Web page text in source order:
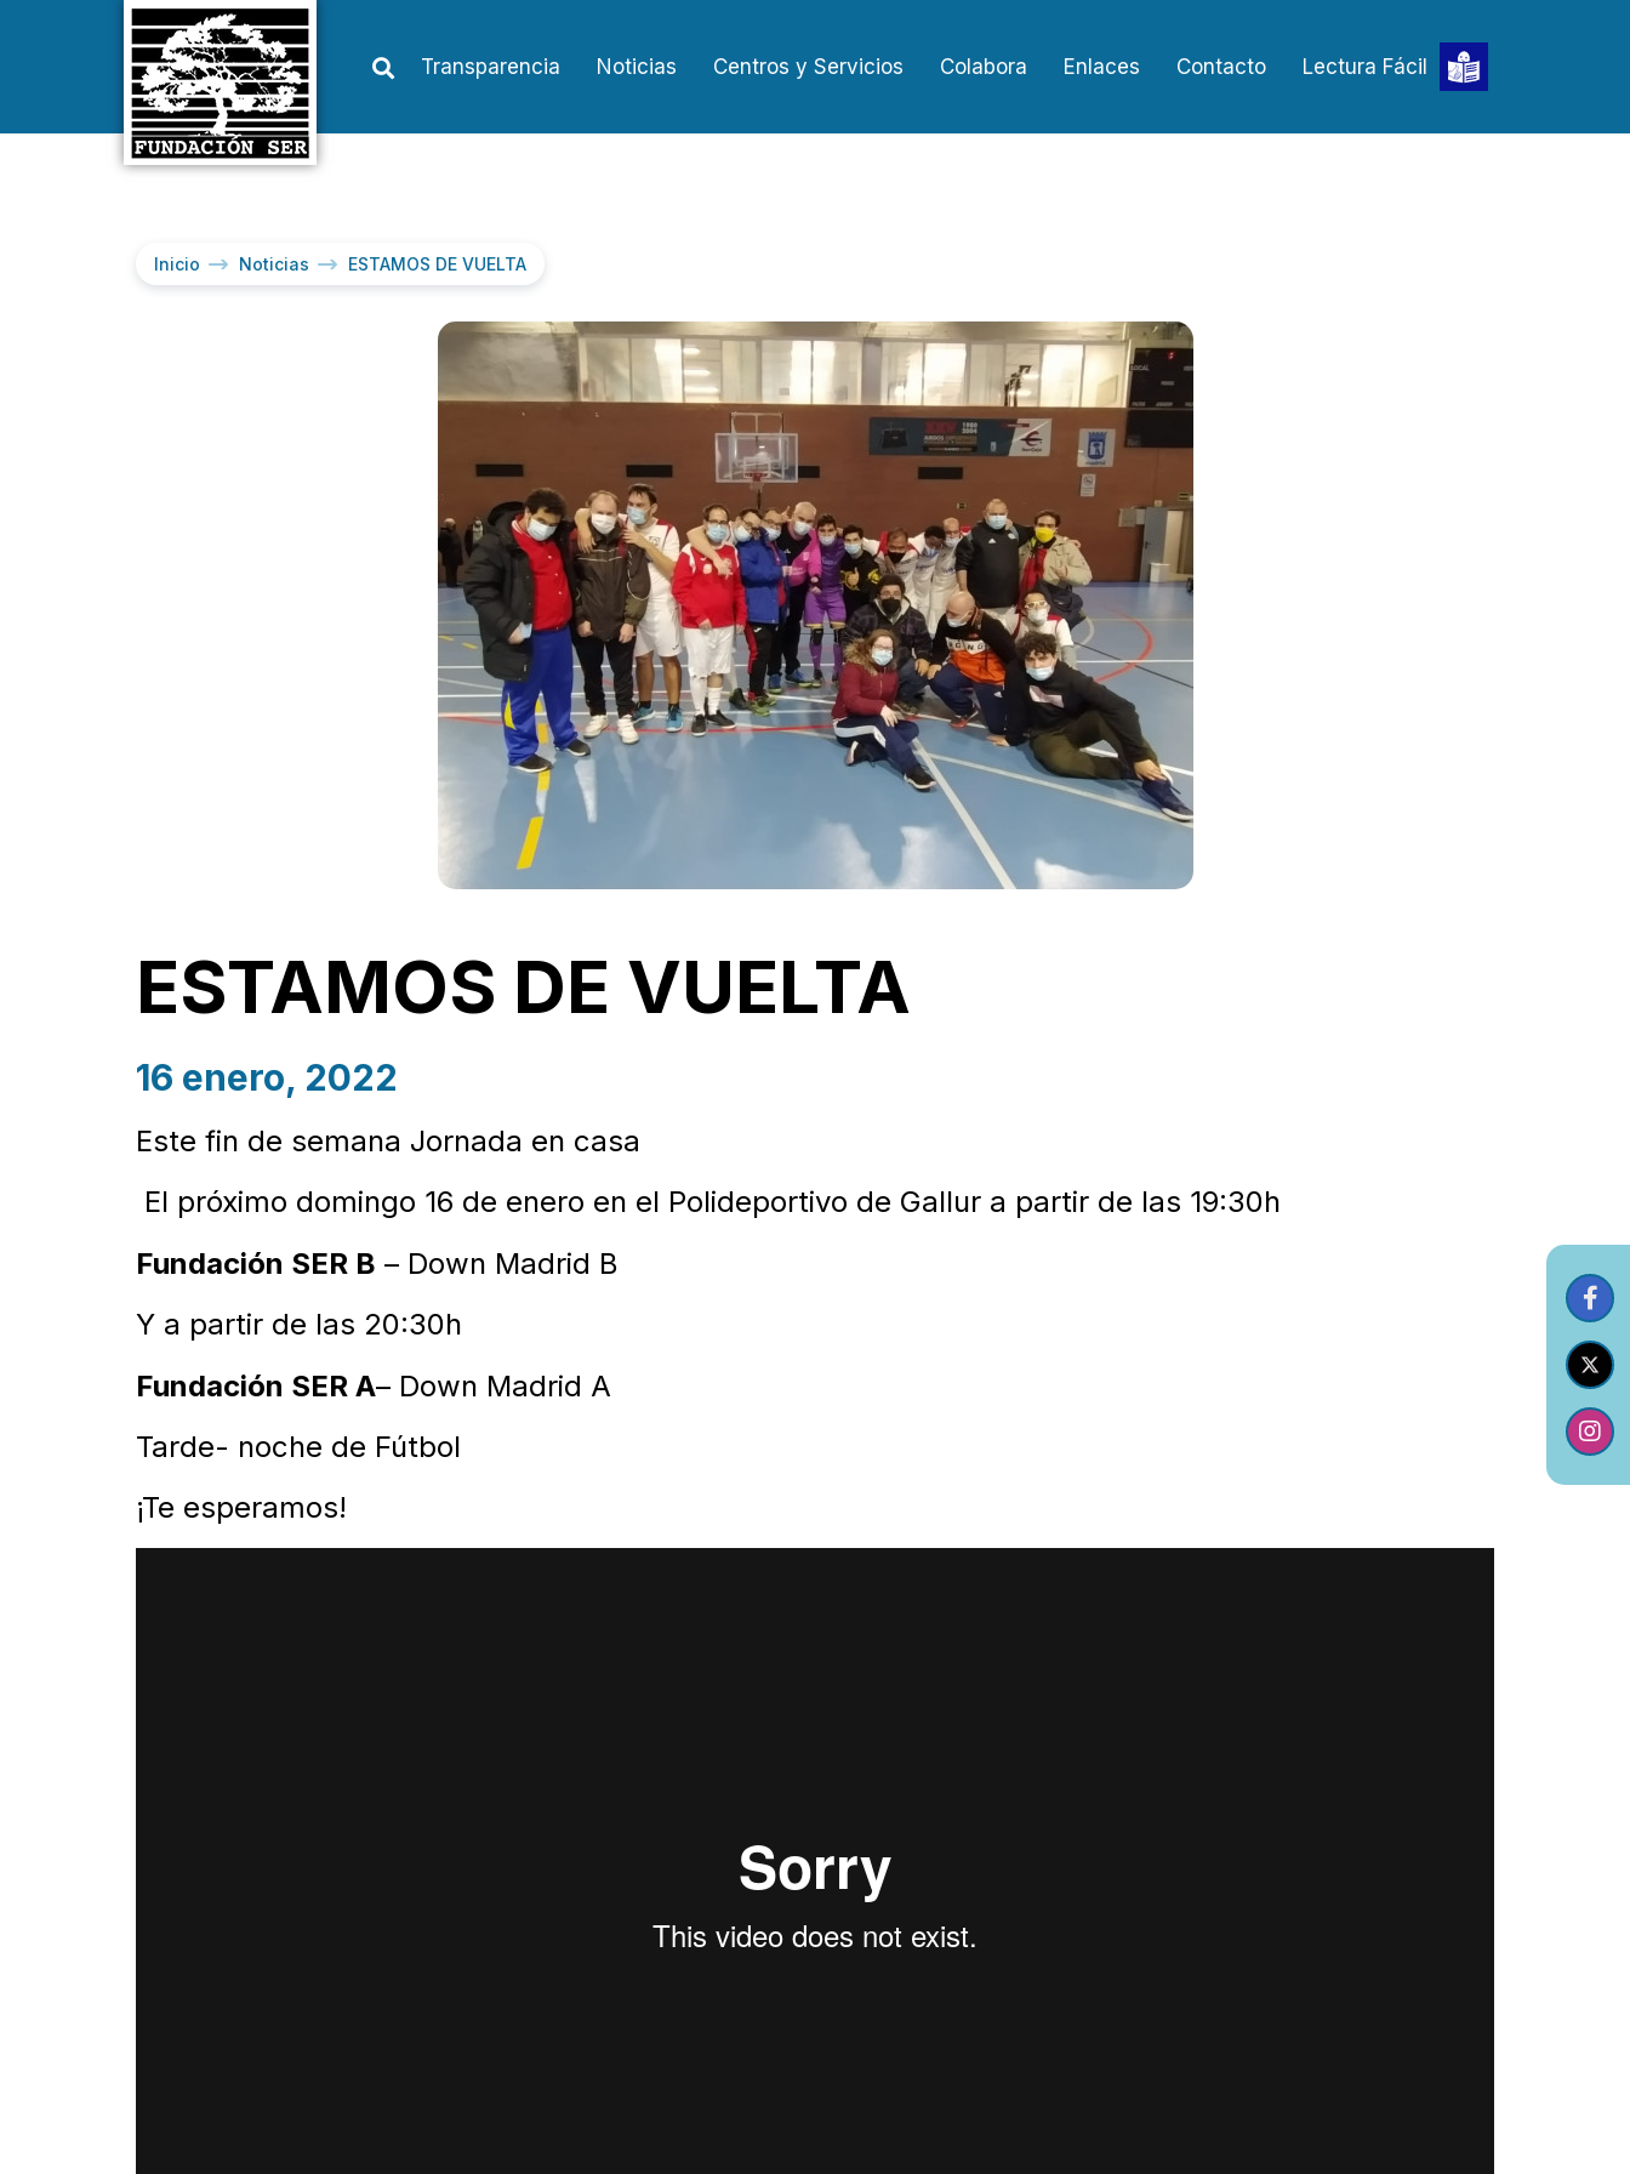
Transparencia Noticias Centros y Servicios Colabora Enlaces Contacto Lectura Fácil
Inicio Noticias ESTAMOS DE VUELTA
ESTAMOS DE VUELTA
16 enero, 2022
Este fin de semana Jornada en casa
El próximo domingo 16 de enero en el Polideportivo de Gallur a partir de las 19:30h
Fundación SER B – Down Madrid B
Y a partir de las 20:30h
Fundación SER A– Down Madrid A
Tarde- noche de Fútbol
¡Te esperamos!